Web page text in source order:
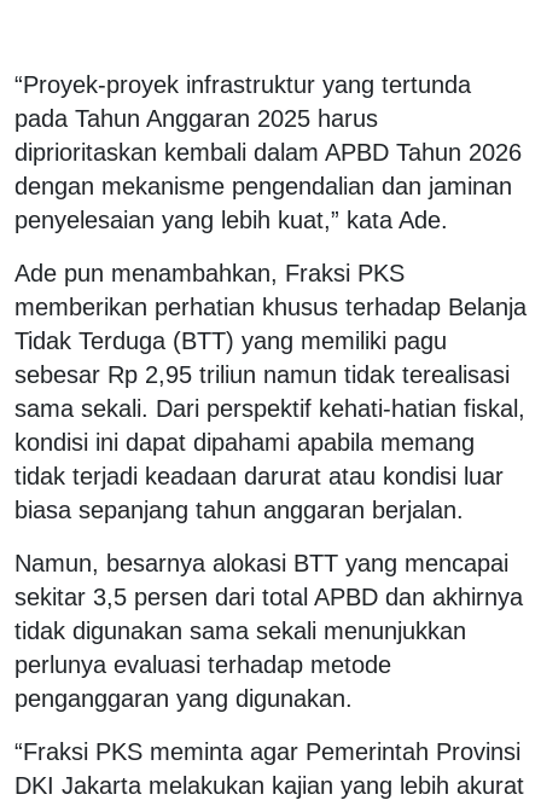
“Proyek-proyek infrastruktur yang tertunda
pada Tahun Anggaran 2025 harus
diprioritaskan kembali dalam APBD Tahun 2026
dengan mekanisme pengendalian dan jaminan
penyelesaian yang lebih kuat,” kata Ade.
Ade pun menambahkan, Fraksi PKS
memberikan perhatian khusus terhadap Belanja
Tidak Terduga (BTT) yang memiliki pagu
sebesar Rp 2,95 triliun namun tidak terealisasi
sama sekali. Dari perspektif kehati-hatian fiskal,
kondisi ini dapat dipahami apabila memang
tidak terjadi keadaan darurat atau kondisi luar
biasa sepanjang tahun anggaran berjalan.
Namun, besarnya alokasi BTT yang mencapai
sekitar 3,5 persen dari total APBD dan akhirnya
tidak digunakan sama sekali menunjukkan
perlunya evaluasi terhadap metode
penganggaran yang digunakan.
“Fraksi PKS meminta agar Pemerintah Provinsi
DKI Jakarta melakukan kajian yang lebih akurat